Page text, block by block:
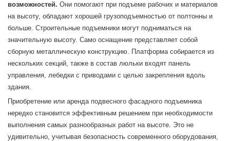
возможностей. Они помогают при подъеме рабочих и материалов
на высоту, обладают хорошей грузоподъемностью от полтонны и
больше. Строительные подъемники могут подниматься на
значительную высоту. Само оснащение представляет собой
сборную металлическую конструкцию. Платформа собирается из
нескольких секций, также в состав люльки входят панель
управления, лебедки с приводами с целью закрепления вдоль
здания.
Приобретение или аренда подвесного фасадного подъемника
нередко становится эффективным решением при необходимости
выполнения самых разнообразных работ на высоте. Это не
удивительно, учитывая безопасность современного оборудования,